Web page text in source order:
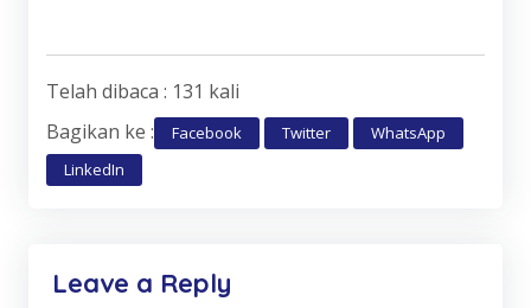
Telah dibaca : 131 kali
Bagikan ke :
Facebook Twitter
WhatsApp
LinkedIn
Leave a Reply